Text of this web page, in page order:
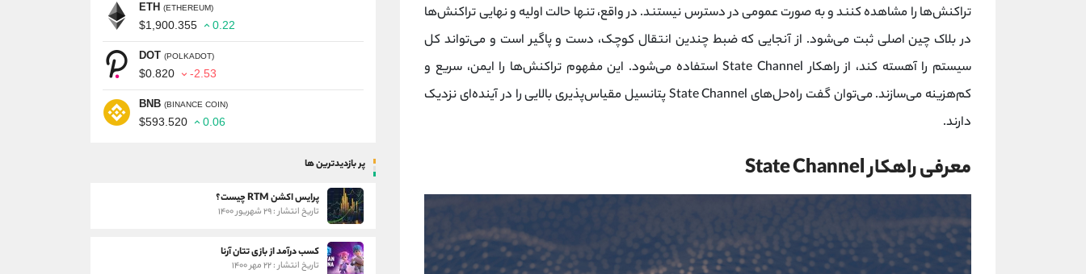
تراکنش‌ها را مشاهده کنند و به صورت عمومی در دسترس نیستند. در واقع، تنها حالت اولیه و نهایی تراکنش‌ها
در بلاک چین اصلی ثبت می‌شود. از آنجایی که ضبط چندین انتقال کوچک، دست و پاگیر است و می‌تواند کل
سیستم را آهسته کند، از راهکار State Channel استفاده می‌شود. این مفهوم تراکنش‌ها را ایمن، سریع و
کم‌هزینه می‌سازند. می‌توان گفت راه‌حل‌های State Channel پتانسیل مقیاس‌پذیری بالایی را در آینده‌ای نزدیک
دارند.
معرفی راهکار State Channel
ETH (ETHEREUM)
$1,900.355 0.22
DOT (POLKADOT)
$0.820 -2.53
BNB (BINANCE COIN)
$593.520 0.06
پر بازدیدترین ها
پرایس اکشن RTM چیست؟
تاریخ انتشار : ۲۹ شهریور ۱۴۰۰
کسب درآمد از بازی تتان آرنا
تاریخ انتشار : ۲۲ مهر ۱۴۰۰